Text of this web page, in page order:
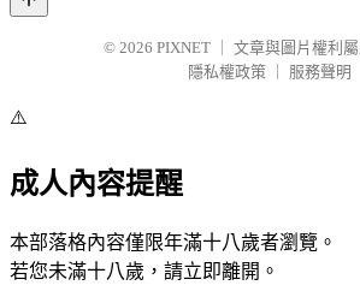
© 2026 PIXNET
文章與圖片權利
隱私權政策
服務聲明
⚠️
成人內容提醒
本部落格內容僅限年滿十八歲者瀏覽。
若您未滿十八歲，請立即離開。